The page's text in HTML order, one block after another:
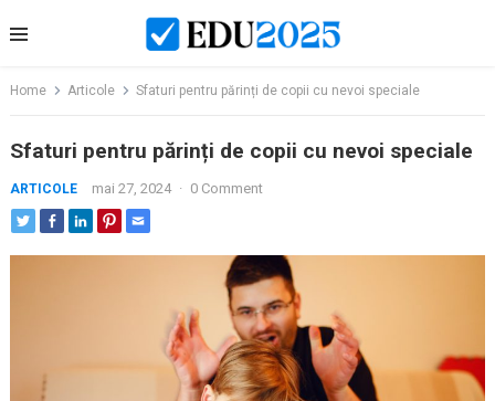
to
Home Articole Sfaturi pentru părinți de copii cu nevoi speciale
Sfaturi pentru părinți de copii cu nevoi speciale
ARTICOLE mai 27, 2024 · 0 Comment